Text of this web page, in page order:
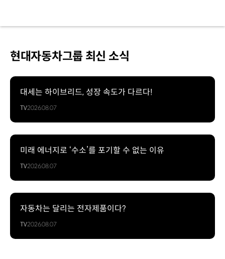
현대자동차그룹 최신 소식
대세는 하이브리드, 성장 속도가 다르다!
TV2026.08.07
미래 에너지로 ‘수소’를 포기할 수 없는 이유
TV2026.08.07
자동차는 달리는 전자제품이다?
TV2026.08.07